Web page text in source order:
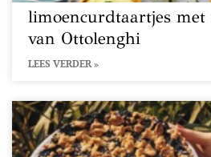
limoencurdtaartjes
van Ottolenghi
LEES VERDER »